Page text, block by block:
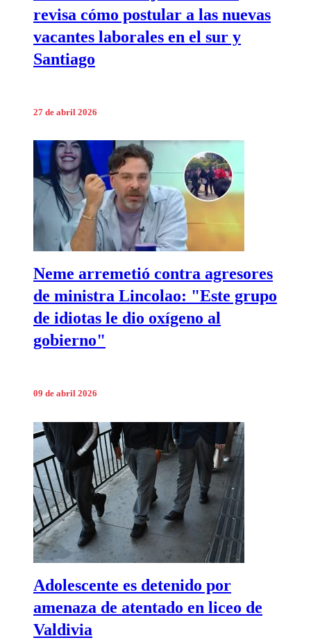
revisa cómo postular a las nuevas
vacantes laborales en el sur y
Santiago
27 de abril 2026
Neme arremetió contra agresores
de ministra Lincolao: "Este grupo
de idiotas le dio oxígeno al
gobierno"
09 de abril 2026
Adolescente es detenido por
amenaza de atentado en liceo de
Valdivia